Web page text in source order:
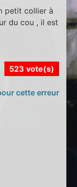
petit collier à
du cou , il est
523 vote(s)
cette erreur